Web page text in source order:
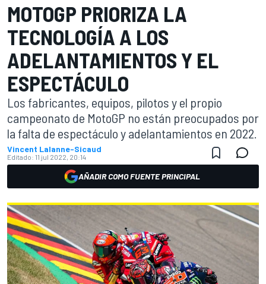
MOTOGP PRIORIZA LA
TECNOLOGÍA A LOS
ADELANTAMIENTOS Y EL
ESPECTÁCULO
Los fabricantes, equipos, pilotos y el propio
campeonato de MotoGP no están preocupados por
la falta de espectáculo y adelantamientos en 2022.
Vincent Lalanne-Sicaud
Editado: 11 jul 2022, 20:14
AÑADIR COMO FUENTE PRINCIPAL